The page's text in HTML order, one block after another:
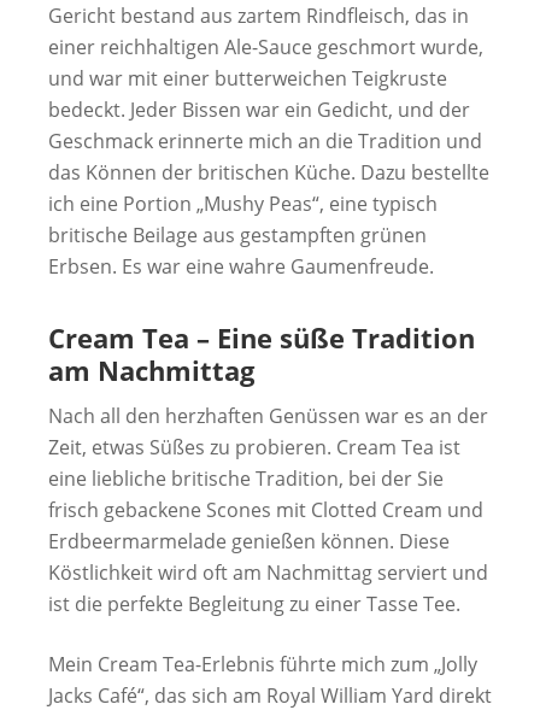
Gericht bestand aus zartem Rindfleisch, das in
einer reichhaltigen Ale-Sauce geschmort wurde,
und war mit einer butterweichen Teigkruste
bedeckt. Jeder Bissen war ein Gedicht, und der
Geschmack erinnerte mich an die Tradition und
das Können der britischen Küche. Dazu bestellte
ich eine Portion „Mushy Peas“, eine typisch
britische Beilage aus gestampften grünen
Erbsen. Es war eine wahre Gaumenfreude.
Cream Tea – Eine süße Tradition
am Nachmittag
Nach all den herzhaften Genüssen war es an der
Zeit, etwas Süßes zu probieren. Cream Tea ist
eine liebliche britische Tradition, bei der Sie
frisch gebackene Scones mit Clotted Cream und
Erdbeermarmelade genießen können. Diese
Köstlichkeit wird oft am Nachmittag serviert und
ist die perfekte Begleitung zu einer Tasse Tee.
Mein Cream Tea-Erlebnis führte mich zum „Jolly
Jacks Café“, das sich am Royal William Yard direkt